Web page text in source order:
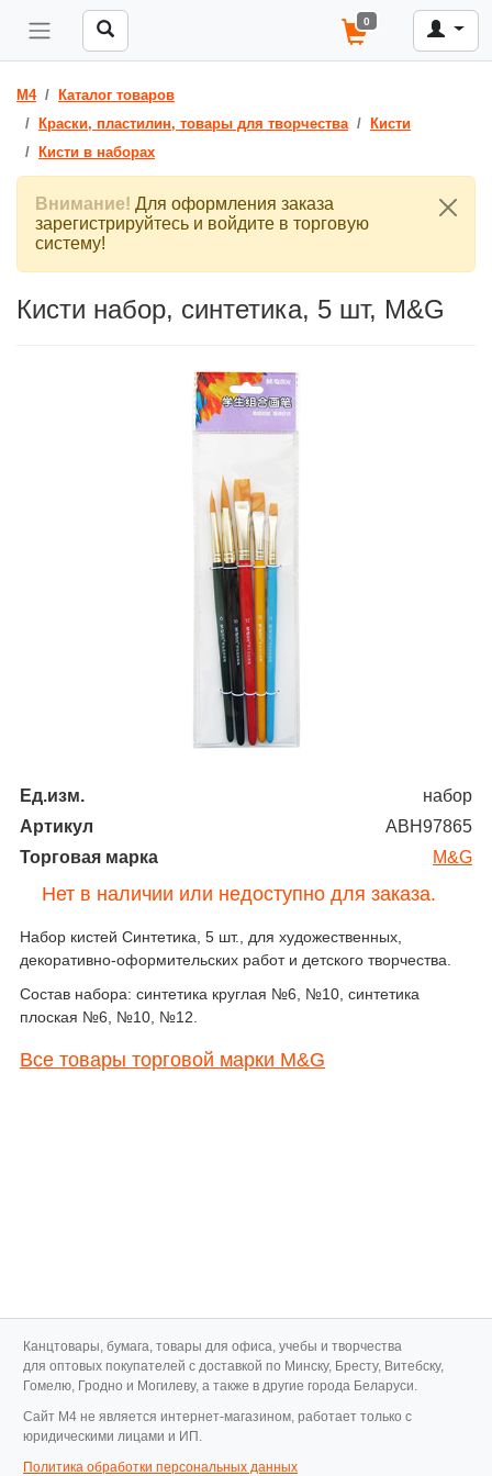
0
M4
Каталог товаров
Краски, пластилин, товары для творчества
Кисти
Кисти в наборах
Внимание! Для оформления заказа
зарегистрируйтесь и войдите в торговую
систему!
Кисти набор, синтетика, 5 шт, M&G
Ед.изм.
набор
Артикул
АВН97865
Торговая марка
M&G
Нет в наличии или недоступно для заказа.
Набор кистей Синтетика, 5 шт., для художественных,
декоративно-оформительских работ и детского творчества.
Состав набора: синтетика круглая №6, №10, синтетика
плоская №6, №10, №12.
Все товары торговой марки M&G
Канцтовары, бумага, товары для офиса, учебы и творчества
для оптовых покупателей с доставкой по Минску, Бресту, Витебску,
Гомелю, Гродно и Могилеву, а также в другие города Беларуси.
Cайт M4 не является интернет-магазином, работает только с
юридическими лицами и ИП.
Политика обработки персональных данных